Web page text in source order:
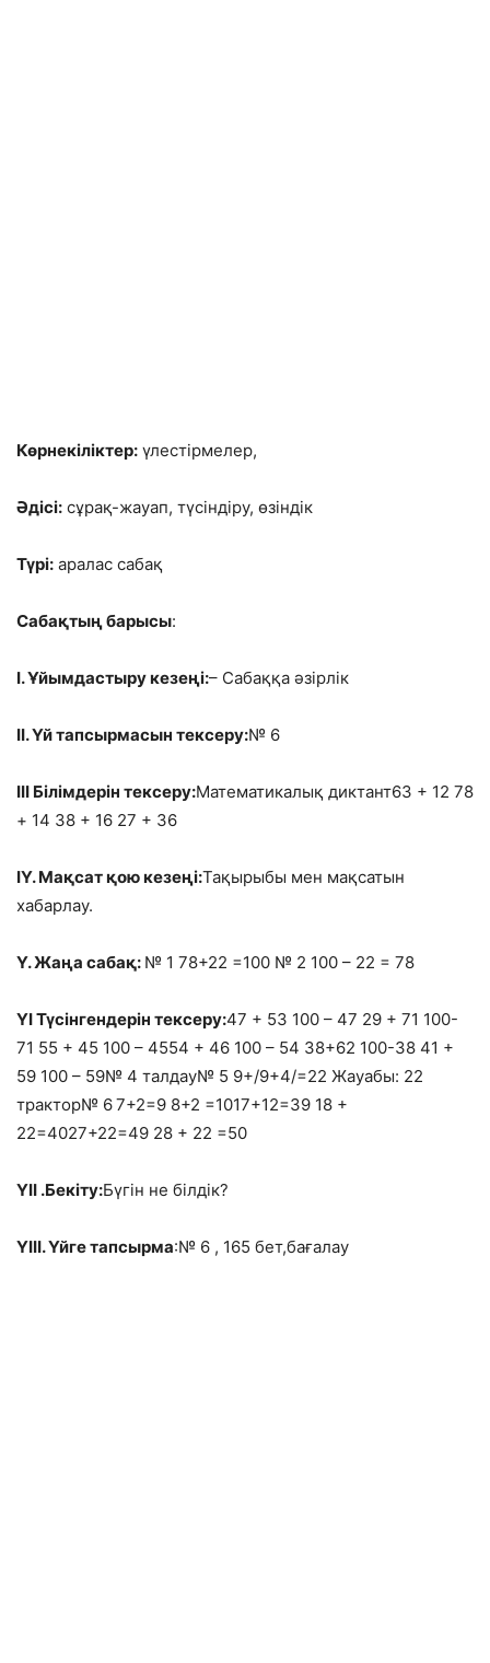
Көрнекіліктер: үлестірмелер,
Әдісі: сұрақ-жауап, түсіндіру, өзіндік
Түрі: аралас сабақ
Сабақтың барысы:
І. Ұйымдастыру кезеңі:– Сабаққа әзірлік
ІІ. Үй тапсырмасын тексеру:№ 6
ІІІ Білімдерін тексеру:Математикалық диктант63 + 12 78
+ 14 38 + 16 27 + 36
ІҮ. Мақсат қою кезеңі:Тақырыбы мен мақсатын
хабарлау.
Ү. Жаңа сабақ: № 1 78+22 =100 № 2 100 – 22 = 78
ҮІ Түсінгендерін тексеру:47 + 53 100 – 47 29 + 71 100-
71 55 + 45 100 – 4554 + 46 100 – 54 38+62 100-38 41 +
59 100 – 59№ 4 талдау№ 5 9+/9+4/=22 Жауабы: 22
трактор№ 67+2=9 8+2 =1017+12=39 18 +
22=4027+22=49 28 + 22 =50
ҮІІ .Бекіту:Бүгін не білдік?
ҮІІІ. Үйге тапсырма:№ 6 , 165 бет,бағалау